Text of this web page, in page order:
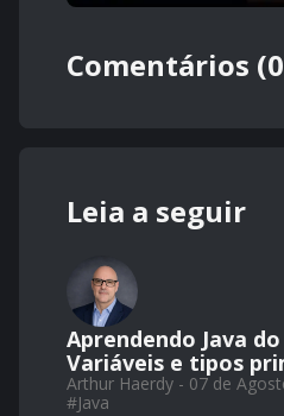
Comentários
Leia a seguir
Aprendendo Java
Variáveis e tipos
Arthur Haerdy - 07 de
#Java